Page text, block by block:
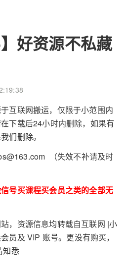
好资源不私藏
互联网搬运，仅限于小范围内
下载后24小时内删除，如果有
们删除。
（失效不补请及时
号买课程买会员之类的全部无
，资源信息均转载自互联网 |小
员及 VIP 账号。更没有购买，
知悉